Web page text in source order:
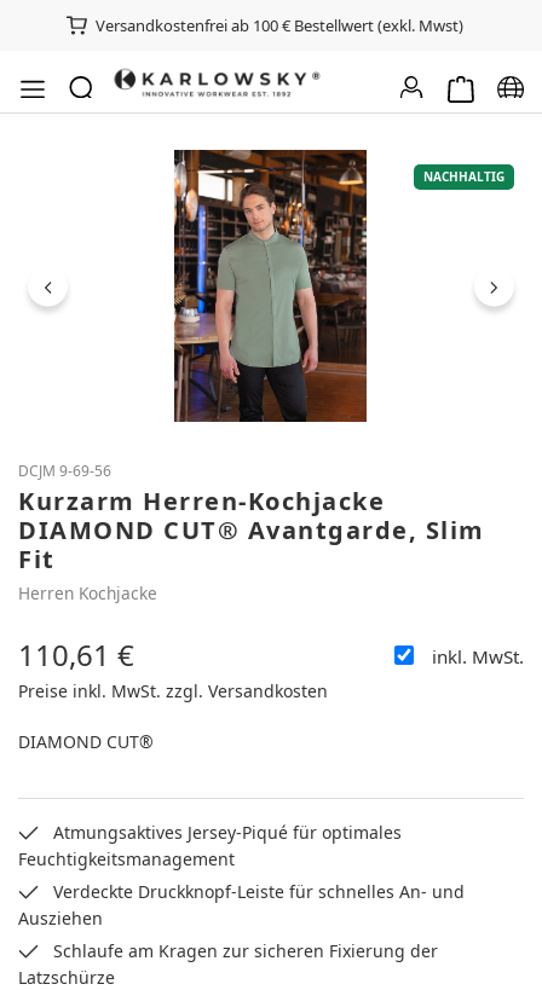
Versandkostenfrei ab 100 € Bestellwert (exkl. Mwst)
Bildergalerie überspringen
NACHHALTIG
DCJM 9-69-56
Kurzarm Herren-Kochjacke
DIAMOND CUT® Avantgarde, Slim
Fit
Herren Kochjacke
Regulärer Preis:
110,61 € inkl. MwSt.
Preise inkl. MwSt. zzgl. Versandkosten
DIAMOND CUT®
Atmungsaktives Jersey-Piqué für optimales
Feuchtigkeitsmanagement
Verdeckte Druckknopf-Leiste für schnelles An- und
Ausziehen
Schlaufe am Kragen zur sicheren Fixierung der
Latzschürze